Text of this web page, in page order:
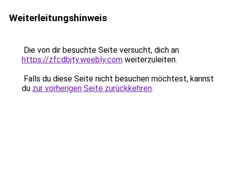
Weiterleitungshinweis
Die von dir besuchte Seite versucht, dich an
https://zfcdbjty.weebly.com weiterzuleiten.
Falls du diese Seite nicht besuchen möchtest, kannst
du zur vorherigen Seite zurückkehren.